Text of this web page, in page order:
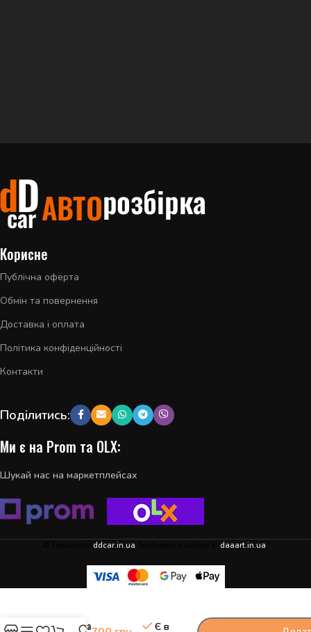
Корисне
Публічна оферта
Обмін та повернення
Доставка і оплата
Політика конфіденційності
Контакти
Поділитись:
Ми є на Prom та OLX:
Шукай нас на маркетплейсах
ddcar.in.ua daaart.in.ua
шторка ліва
Є в